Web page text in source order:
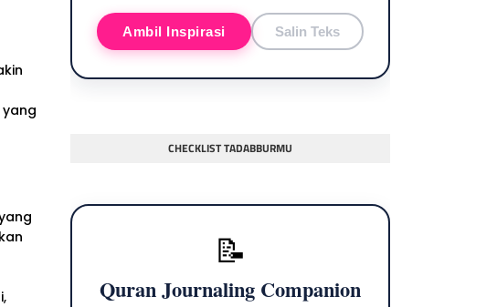
Ambil Inspirasi Salin Teks
CHECKLIST TADABBURMU
📝
Quran Journaling Companion